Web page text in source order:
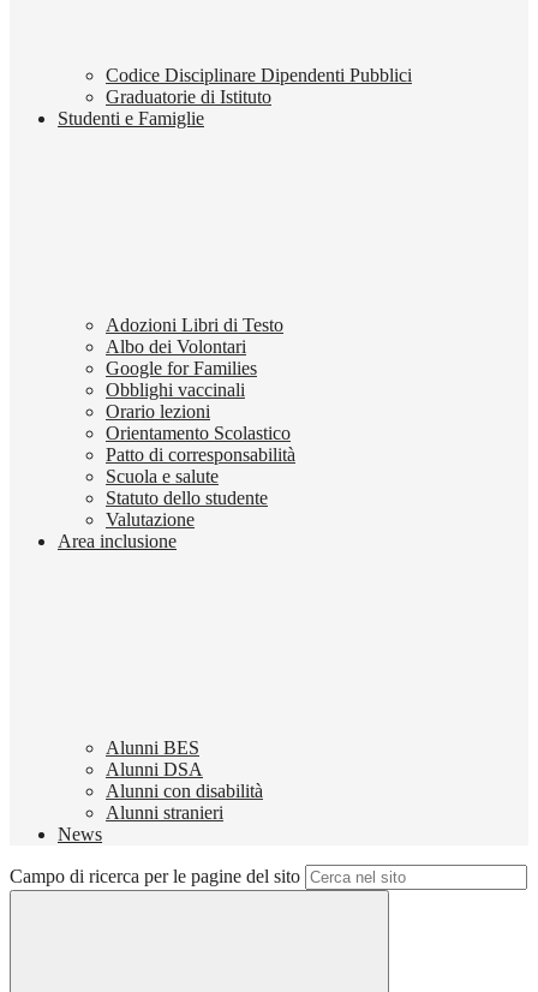
Codice Disciplinare Dipendenti Pubblici
Graduatorie di Istituto
Studenti e Famiglie
Adozioni Libri di Testo
Albo dei Volontari
Google for Families
Obblighi vaccinali
Orario lezioni
Orientamento Scolastico
Patto di corresponsabilità
Scuola e salute
Statuto dello studente
Valutazione
Area inclusione
Alunni BES
Alunni DSA
Alunni con disabilità
Alunni stranieri
News
Campo di ricerca per le pagine del sito